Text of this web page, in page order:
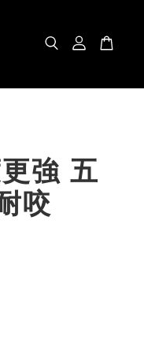
強 五
咬